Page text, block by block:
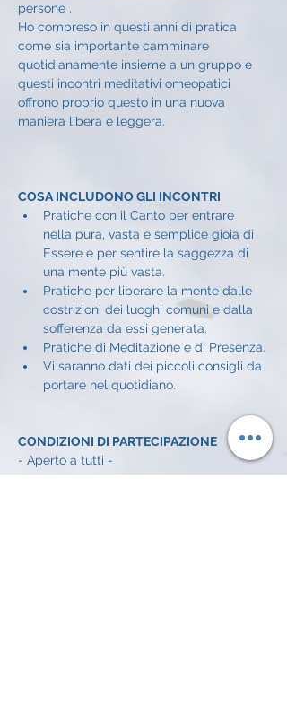
persone .
Ho compreso in questi anni di pratica
come sia importante camminare
quotidianamente insieme a un gruppo e
questi incontri meditativi omeopatici
offrono proprio questo in una nuova
maniera libera e leggera.
COSA INCLUDONO GLI INCONTRI
Pratiche con il Canto per entrare
nella pura, vasta e semplice gioia di
Essere e per sentire la saggezza di
una mente più vasta.
Pratiche per liberare la mente dalle
costrizioni dei luoghi comuni e dalla
sofferenza da essi generata.
Pratiche di Meditazione e di Presenza.
Vi saranno dati dei piccoli consigli da
portare nel quotidiano.
CONDIZIONI DI PARTECIPAZIONE
- Aperto a tutti -